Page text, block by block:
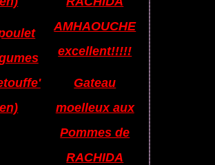
Gateau
moelleux aux
Pommes de
RACHIDA